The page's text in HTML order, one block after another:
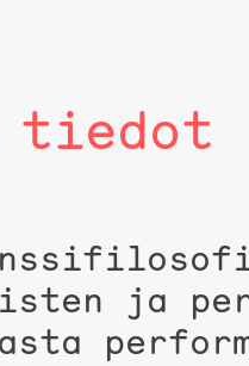
tiedot
ja